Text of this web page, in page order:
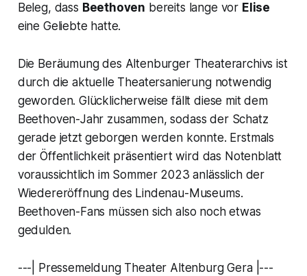
Beleg, dass Beethoven bereits lange vor Elise
eine Geliebte hatte.
Die Beräumung des Altenburger Theaterarchivs ist
durch die aktuelle Theatersanierung notwendig
geworden. Glücklicherweise fällt diese mit dem
Beethoven-Jahr zusammen, sodass der Schatz
gerade jetzt geborgen werden konnte. Erstmals
der Öffentlichkeit präsentiert wird das Notenblatt
voraussichtlich im Sommer 2023 anlässlich der
Wiedereröffnung des Lindenau-Museums.
Beethoven-Fans müssen sich also noch etwas
gedulden.
---| Pressemeldung Theater Altenburg Gera |---